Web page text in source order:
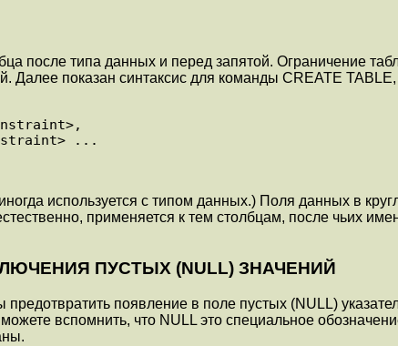
после типа данных и перед запятой. Ограничение
Далее показан синтаксис для команды CREATE
используется с типом данных.) Поля данных в
применяется к тем столбцам, после чьих
ПУСТЫХ (NULL) ЗНАЧЕНИЙ
появление в поле пустых (NULL)
вспомнить, что NULL это специальное